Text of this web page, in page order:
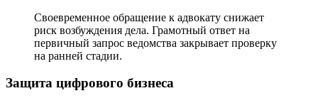
Своевременное обращение к адвокату снижает
риск возбуждения дела. Грамотный ответ на
первичный запрос ведомства закрывает проверку
на ранней стадии.
Защита цифрового бизнеса